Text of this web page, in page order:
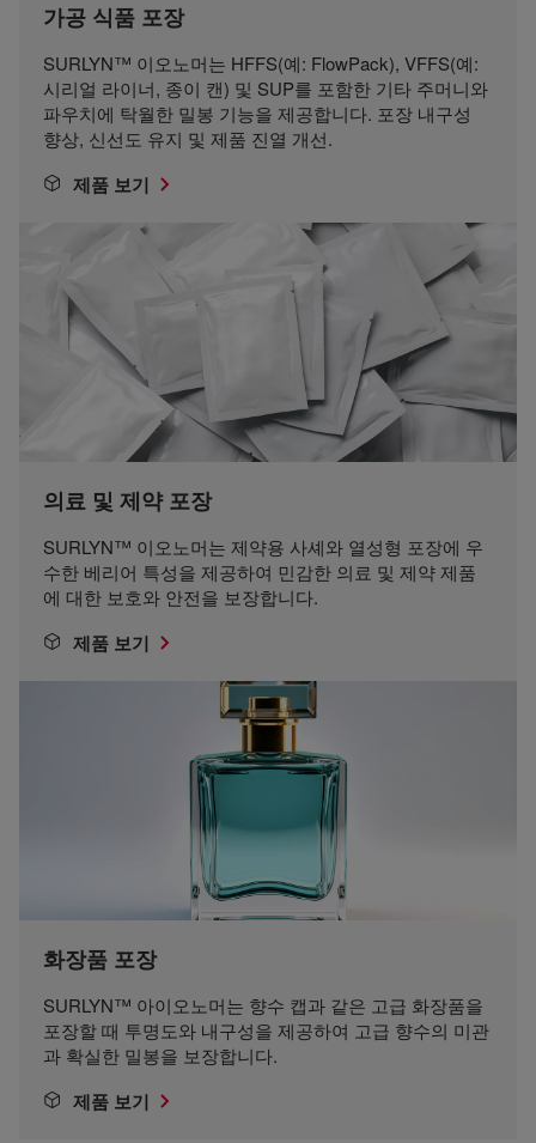
가공 식품 포장
SURLYN™ 이오노머는 HFFS(예: FlowPack), VFFS(예:
시리얼 라이너, 종이 캔) 및 SUP를 포함한 기타 주머니와
파우치에 탁월한 밀봉 기능을 제공합니다. 포장 내구성
향상, 신선도 유지 및 제품 진열 개선.
제품 보기
의료 및 제약 포장
SURLYN™ 이오노머는 제약용 사셰와 열성형 포장에 우
수한 베리어 특성을 제공하여 민감한 의료 및 제약 제품
에 대한 보호와 안전을 보장합니다.
제품 보기
화장품 포장
SURLYN™ 아이오노머는 향수 캡과 같은 고급 화장품을
포장할 때 투명도와 내구성을 제공하여 고급 향수의 미관
과 확실한 밀봉을 보장합니다.
제품 보기